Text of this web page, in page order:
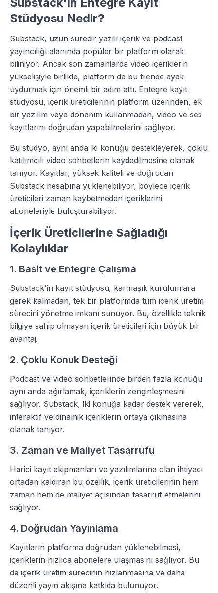
Stüdyosu Nedir?
Substack, uzun süredir yazılı içerik ve podcast
yayıncılığı alanında popüler bir platform olarak
biliniyor. Ancak son zamanlarda video içeriklerin
yükselişiyle birlikte, platform da bu trende ayak
uydurmak için önemli bir adım attı. Entegre kayıt
stüdyosu, içerik üreticilerinin platform üzerinden, ek
bir yazılım veya donanım kullanmadan, video ve ses
kayıtlarını doğrudan yapabilmelerini sağlıyor.
Bu stüdyo, aynı anda iki konuğu destekleyerek, çoklu
katılımcılı video sohbetlerin kaydedilmesine olanak
tanıyor. Kayıtlar, yüksek kaliteli ve doğrudan
Substack hesabına yüklenebiliyor, böylece içerik
üreticileri zaman kaybetmeden içeriklerini
aboneleriyle buluşturabiliyor.
İçerik Üreticilerine Sağladığı
Kolaylıklar
1. Basit ve Entegre Çalışma
Substack'in kayıt stüdyosu, karmaşık kurulumlara
gerek kalmadan, tek bir platformda tüm içerik üretim
sürecini yönetme imkanı sunuyor. Bu, özellikle teknik
bilgiye sahip olmayan içerik üreticileri için büyük bir
avantaj.
2. Çoklu Konuk Desteği
Podcast ve video sohbetlerinde birden fazla konuğu
aynı anda ağırlamak, içeriklerin zenginleşmesini
sağlıyor. Substack, iki konuğa kadar destek vererek,
interaktif ve dinamik içeriklerin ortaya çıkmasına
olanak tanıyor.
3. Zaman ve Maliyet Tasarrufu
Harici kayıt ekipmanları ve yazılımlarına olan ihtiyacı
ortadan kaldıran bu özellik, içerik üreticilerinin hem
zaman hem de maliyet açısından tasarruf etmelerini
sağlıyor.
4. Doğrudan Yayınlama
Kayıtların platforma doğrudan yüklenebilmesi,
içeriklerin hızlıca abonelere ulaşmasını sağlıyor. Bu
da içerik üretim sürecinin hızlanmasına ve daha
düzenli yayın akışına katkıda bulunuyor.